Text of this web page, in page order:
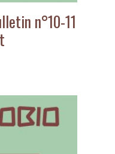
n°10-11